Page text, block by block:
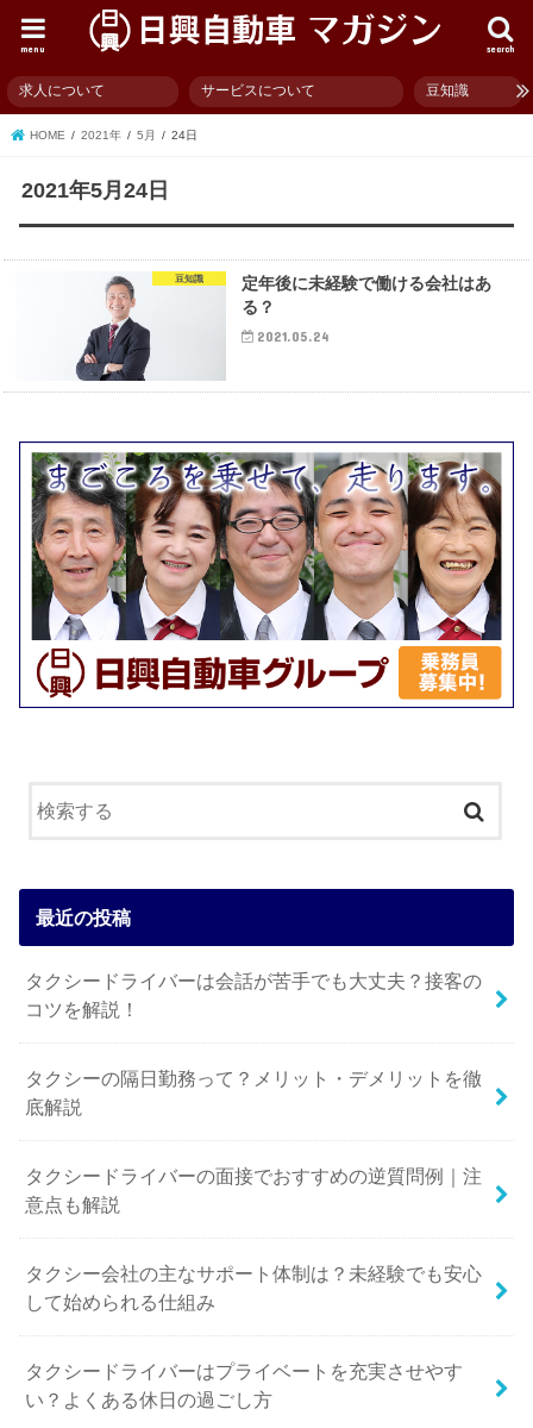
search
menu
求人について サービスについて 豆知識
HOME 2021年 5月 24日
2021年5月24日
豆知識
定年後に未経験で働ける会社はあ
る？
2021.05.24
最近の投稿
タクシードライバーは会話が苦手でも大丈夫？接客の
コツを解説！
タクシーの隔日勤務って？メリット・デメリットを徹
底解説
タクシードライバーの面接でおすすめの逆質問例｜注
意点も解説
タクシー会社の主なサポート体制は？未経験でも安心
して始められる仕組み
タクシードライバーはプライベートを充実させやす
い？よくある休日の過ごし方